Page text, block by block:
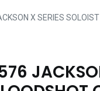
X SERIES